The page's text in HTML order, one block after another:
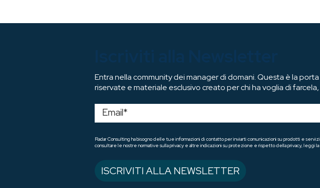
Entra nella community dei manager di domani. Questa è la
riservate e materiale esclusivo creato per chi ha voglia di
Radar Consulting ha bisogno delle tue informazioni di contatto per inviarti comunicazioni su prodotti e
consultare le nostre normative sulla privacy e altre indicazioni su protezione e rispetto della privacy, leggi la